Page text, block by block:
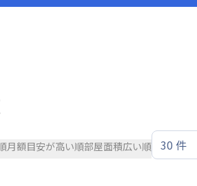
月額目安が高い順部屋面積広い順